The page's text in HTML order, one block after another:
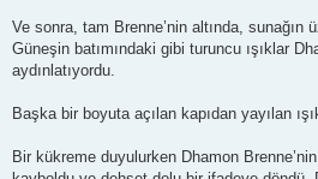
Ve sonra, tam Brenne’nin altında, sunağın
Güneşin batımındaki gibi turuncu ışıklar
aydınlatıyordu.
Başka bir boyuta açılan kapıdan yayılan
Bir kükreme duyulurken Dhamon